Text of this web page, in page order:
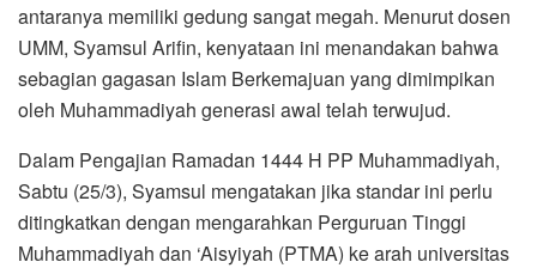
antaranya memiliki gedung sangat megah. Menurut dosen
UMM, Syamsul Arifin, kenyataan ini menandakan bahwa
sebagian gagasan Islam Berkemajuan yang dimimpikan
oleh Muhammadiyah generasi awal telah terwujud.
Dalam Pengajian Ramadan 1444 H PP Muhammadiyah,
Sabtu (25/3), Syamsul mengatakan jika standar ini perlu
ditingkatkan dengan mengarahkan Perguruan Tinggi
Muhammadiyah dan ‘Aisyiyah (PTMA) ke arah universitas